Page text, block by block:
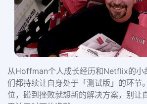
从Hoffman个人成长经历和Netflix的小
们都持续让自身处于「测试版」的环节
位，碰到挫败就想新的解决方案，别让